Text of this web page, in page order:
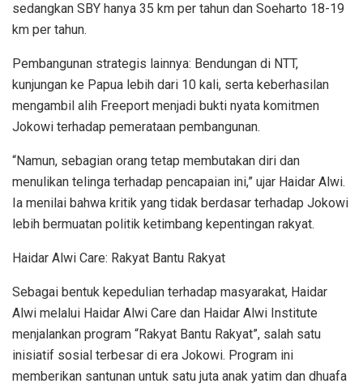
sedangkan SBY hanya 35 km per tahun dan Soeharto 18-19
km per tahun.
Pembangunan strategis lainnya: Bendungan di NTT,
kunjungan ke Papua lebih dari 10 kali, serta keberhasilan
mengambil alih Freeport menjadi bukti nyata komitmen
Jokowi terhadap pemerataan pembangunan.
“Namun, sebagian orang tetap membutakan diri dan
menulikan telinga terhadap pencapaian ini,” ujar Haidar Alwi.
Ia menilai bahwa kritik yang tidak berdasar terhadap Jokowi
lebih bermuatan politik ketimbang kepentingan rakyat.
Haidar Alwi Care: Rakyat Bantu Rakyat
Sebagai bentuk kepedulian terhadap masyarakat, Haidar
Alwi melalui Haidar Alwi Care dan Haidar Alwi Institute
menjalankan program “Rakyat Bantu Rakyat”, salah satu
inisiatif sosial terbesar di era Jokowi. Program ini
memberikan santunan untuk satu juta anak yatim dan dhuafa